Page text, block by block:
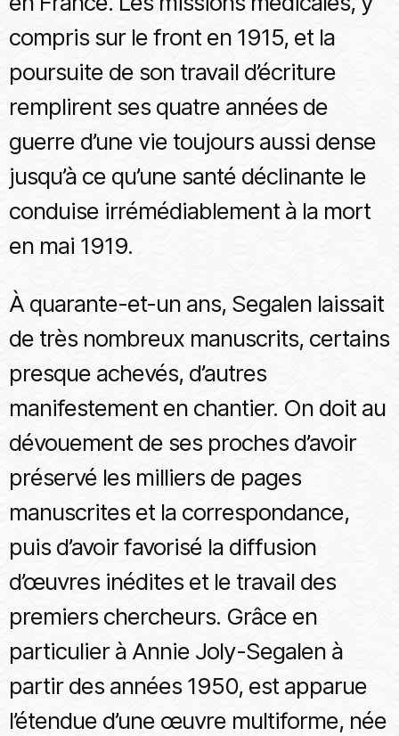
compris sur le front en 1915, et la
poursuite de son travail d’écriture
remplirent ses quatre années de
guerre d’une vie toujours aussi dense
jusqu’à ce qu’une santé déclinante le
conduise irrémédiablement à la mort
en mai 1919.
À quarante-et-un ans, Segalen laissait
de très nombreux manuscrits, certains
presque achevés, d’autres
manifestement en chantier. On doit au
dévouement de ses proches d’avoir
préservé les milliers de pages
manuscrites et la correspondance,
puis d’avoir favorisé la diffusion
d’œuvres inédites et le travail des
premiers chercheurs. Grâce en
particulier à Annie Joly-Segalen à
partir des années 1950, est apparue
l’étendue d’une œuvre multiforme, née